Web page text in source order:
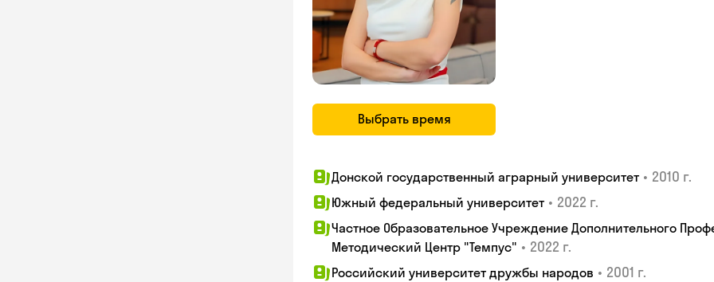
Выбрать время
Донской государственный аграрный университет • 2010 г.
Южный федеральный университет • 2022 г.
Частное Образовательное Учреждение Дополнительного
Методический Центр "Темпус" • 2022 г.
Российский университет дружбы народов • 2001 г.